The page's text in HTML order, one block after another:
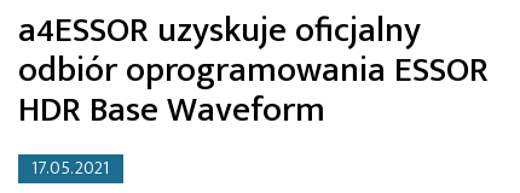
a4ESSOR uzyskuje oficjalny
odbiór oprogramowania ESSOR
HDR Base Waveform
17.05.2021